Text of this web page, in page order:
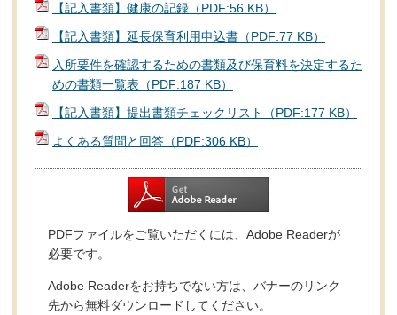
【記入書類】健康の記録（PDF:56 KB）
【記入書類】延長保育利用申込書（PDF:77 KB）
入所要件を確認するための書類及び保育料を決定するた
めの書類一覧表（PDF:187 KB）
【記入書類】提出書類チェックリスト（PDF:177 KB）
よくある質問と回答（PDF:306 KB）
PDFファイルをご覧いただくには、Adobe Readerが
必要です。
Adobe Readerをお持ちでない方は、バナーのリンク
先から無料ダウンロードしてください。